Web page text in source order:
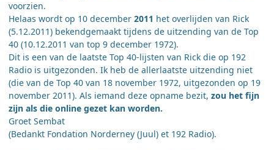
voorzien.
Helaas wordt op 10 december 2011 het overlijden van Rick
(5.12.2011) bekendgemaakt tijdens de uitzending van de Top
40 (10.12.2011 van top 9 december 1972).
Dit is een van de laatste Top 40-lijsten van Rick die op 192
Radio is uitgezonden. Ik heb de allerlaatste uitzending niet
(die van de Top 40 van 18 november 1972, uitgezonden op 19
november 2011). Als iemand deze opname bezit, zou het fijn
zijn als die online gezet kan worden.
Groet Sembat
(Bedankt Fondation Norderney (Juul) et 192 Radio).